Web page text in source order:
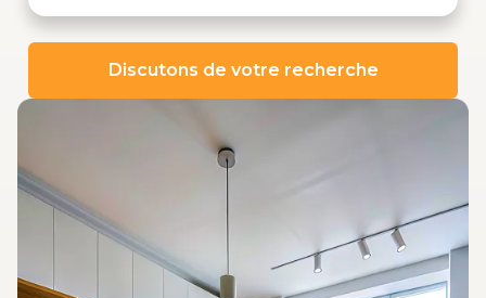
Discutons de votre recherche